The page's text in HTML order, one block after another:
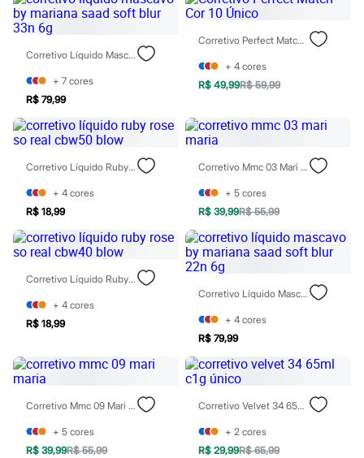
Todos os produtos
Infantil
Em alta
Arrumadinho para os meninos
Romântico para as meninas
Inverno
Novidades
0 a 24 meses
1 a 5 anos
10 a 16 anos
Roupas menino
0 a 24 meses
1 a 5 anos
4 a 12 anos
10 a 16 anos
Acessórios
Recém-nascido
Bolsas e Mochilas
Chapéus
Calçados
Botas
Pantufas
Rasteirinhas
Sandálias
Tênis
Marcas
Baby Club
Corretivo Líquido Mascavo By Mariana Saad Soft Blur 33n 6g
+ 7 cores
R$ 79,99
Corretivo Perfect Match Cor 10 Único
+ 4 cores
R$ 49,99R$ 59,99
Corretivo Líquido Ruby Rose So Real Cbw50 Blow
+ 4 cores
R$ 18,99
Corretivo Mmc 03 Mari Maria
+ 5 cores
R$ 39,99R$ 55,99
Corretivo Líquido Ruby Rose So Real Cbw40 Blow
+ 4 cores
R$ 18,99
Corretivo Líquido Mascavo By Mariana Saad Soft Blur 22n 6g
+ 4 cores
R$ 79,99
Corretivo Mmc 09 Mari Maria
+ 5 cores
R$ 39,99R$ 55,99
Corretivo Velvet 34 65ml C1g Único
+ 2 cores
R$ 29,99R$ 65,99